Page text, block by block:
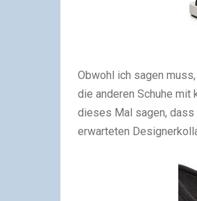
Obwohl ich sagen
die anderen Schuhe
dieses Mal sagen, dass
erwarteten